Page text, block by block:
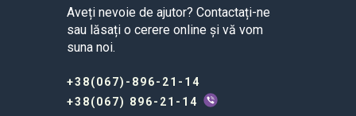
Aveți nevoie de ajutor? Contactați-ne
sau lăsați o cerere online și vă vom
suna noi.
+38(067)-896-21-14
+38(067) 896-21-14